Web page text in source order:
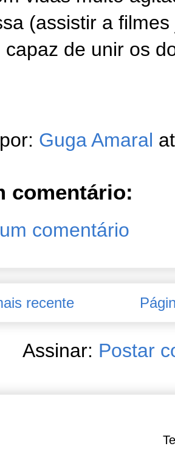
(assistir a
capaz de unir os
Guga Amaral
comentário:
comentário
recente
Assinar: Postar